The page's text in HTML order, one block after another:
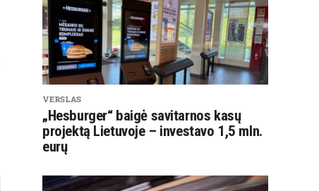
VERSLAS
„Hesburger“ baigė savitarnos kasų
projektą Lietuvoje – investavo 1,5 mln.
eurų